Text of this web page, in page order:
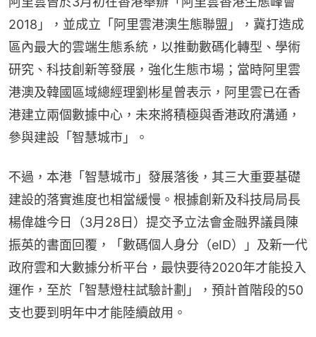
2018」，並成立「阿里雲港澳生態聯盟」，冀打造成
區內最大的雲端生態系統，以推動數碼化轉型、學術
研究、科技創新等發展，強化生態市場；當時阿里雲
港澳及韓國區域總經理劉彬星曾表示，阿里雲已在香
港建立兩個數據中心，未來將積極與香港政府溝通，
參與建設「智慧城市」。
不過，本港「智慧城市」發展落後，其三大重要基礎
建設的落實進度也相當緩慢。根據創新及科技局局長
楊偉雄今日（3月28日）提交予立法會金融界議員陳
振英的書面回覆，「數碼個人身分（eID）」及新一代
政府雲和大數據分析平台，最快要待2020年才能投入
運作，至於「智慧燈柱試驗計劃」，預計首階段的50
支也要到明年中才能陸續啟用。